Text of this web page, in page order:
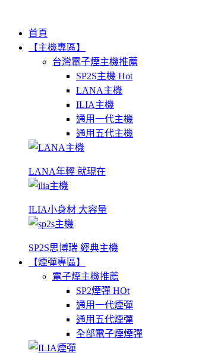
首頁
【主機專區】
台灣電子煙主機推薦
SP2S主機 Hot
LANA主機
ILIA主機
通用一代主機
通用五代主機
LANA年輕 就現在
ILIA小身材 大容量
SP2S思博瑞 經典主機
【煙彈專區】
電子煙主機推薦
SP2煙彈 HOt
通用一代煙彈
通用五代煙彈
全部電子煙煙彈